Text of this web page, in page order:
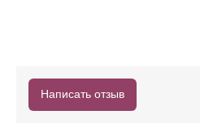
Написать отзыв